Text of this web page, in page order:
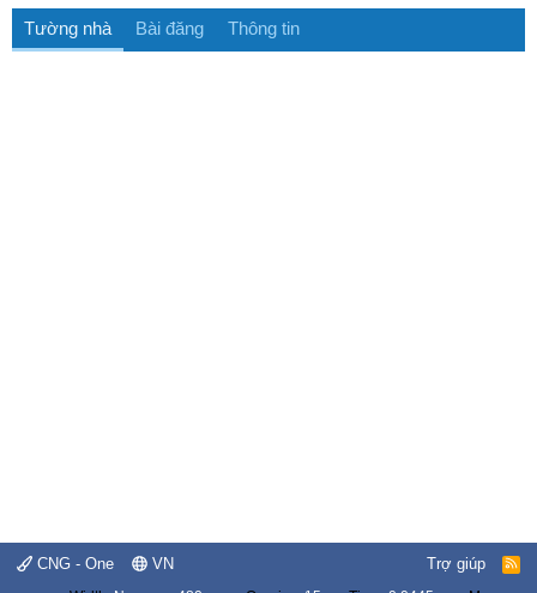
Tường nhà Bài đăng Thông tin
CNG - One VN Trợ giúp
R